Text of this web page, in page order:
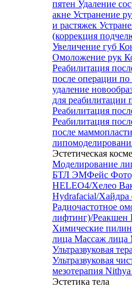
пятен Удаление
акне Устранение
и растяжек
(коррекция
Увеличение губ
Омоложение рук
Реабилитация
после операции
удаление
для реабилитации
Реабилитация
Реабилитация
после
Эстетическая
Моделирование
БТЛ ЭМФейс
HELEO4/Хелео
Hydrafacial/
Радиочастотное
лифтинг)/Реакшен
Химические
лица Массаж лица
Ультразвуковая
Ультразвуковая
мезотерапия
Эстетика тела